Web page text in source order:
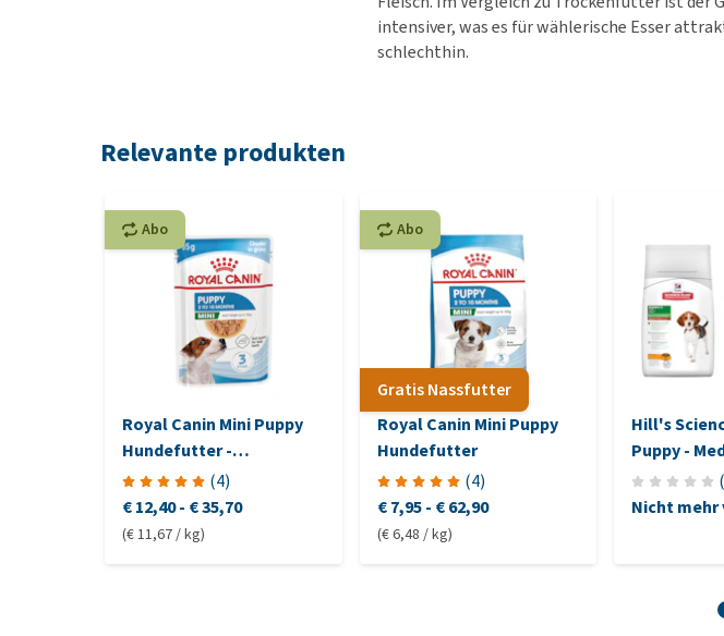
intensiver, was es für wählerische Esser
schlechthin.
Relevante produkten
Abo
Royal Canin Mini Puppy
Hundefutter -
Frischebeutel
(4)
€ 12,40- € 35,70
(€ 11,67 / kg)
Gratis Nassfutter
Abo
Royal Canin Mini Puppy
Hundefutter
(4)
€ 7,95 - € 62,90
(€ 6,48 / kg)
Hill's
Puppy -
Nicht